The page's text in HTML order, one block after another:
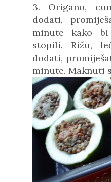
3. Origano,
dodati,
minute kako
stopili. Rižu,
dodati,
minute. Maknuti